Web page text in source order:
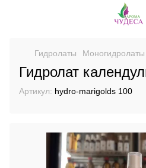
Гидролаты Моногидролаты
Гидролат
Артикул: hydro-marigolds 100